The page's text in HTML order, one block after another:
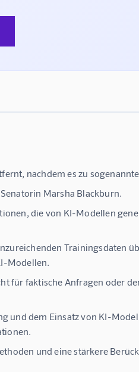
nachdem es zu
Marsha Blackburn.
die von KI-Modellen
Trainingsdaten
Modellen.
für faktische Anfragen oder
und dem Einsatz von KI-
und eine stärkere